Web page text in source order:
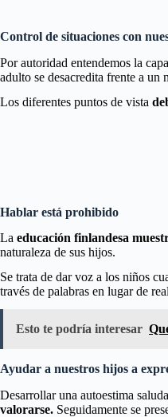
Control de situaciones con
Por autoridad entendemos la
adulto se desacredita frente a un
Los diferentes puntos de vista
Hablar está prohibido
La educación finlandesa
naturaleza de sus hijos.
Se trata de dar voz a los niños
través de palabras en lugar de
Esto te podría interesar
Ayudar a nuestros hijos a
Desarrollar una autoestima
valorarse. Seguidamente se